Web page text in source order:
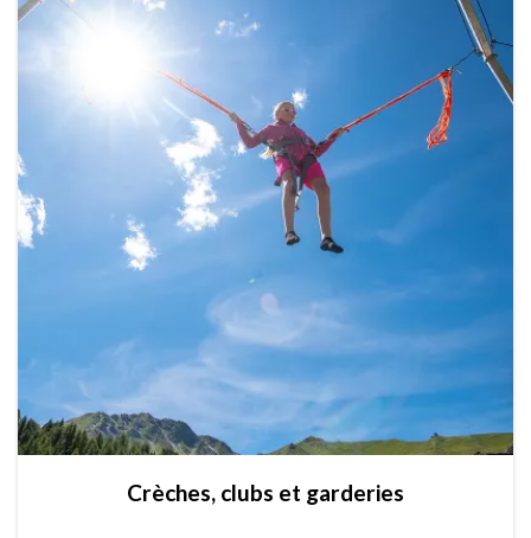
Crèches, clubs et garderies